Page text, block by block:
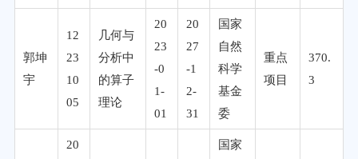
郭坤
宇
12
23
10
05
几何与
分析中
的算子
理论
20
23
-0
1-
01
20
27
-1
2-
31
国家
自然
科学
基金
委
重点
项目
370.
3
20
国家